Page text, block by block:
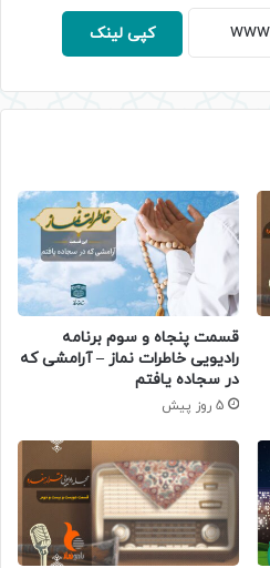
کپی لینک
قسمت پنجاه و سوم برنامه
رادیویی خاطرات نماز – آرامشی که
در سجاده یافتم
5 روز پیش